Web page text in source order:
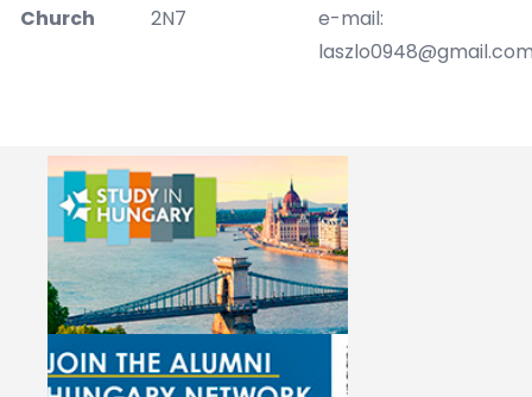
Church
2N7
e-mail: